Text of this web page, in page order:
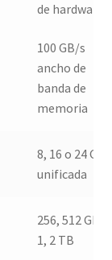
de hardware
100 GB/s
ancho de
banda de
memoria
8, 16 o 24 GB
unificada
256, 512 GB,
1, 2 TB